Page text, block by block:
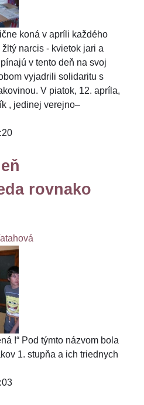
koná v apríli každého
narcis - kvietok jari a
v tento deň na svoj
vyjadrili solidaritu s
V piatok, 12. apríla,
, jedinej verejno–
rovnako
!“ Pod týmto názvom bola
1. stupňa a ich triednych